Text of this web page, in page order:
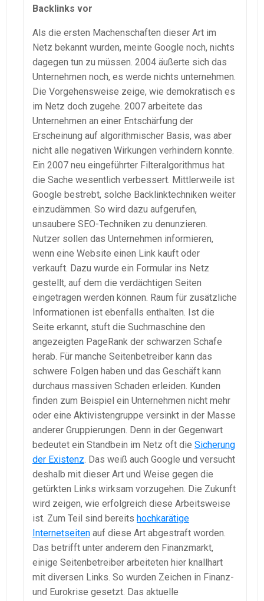
Backlinks vor
Als die ersten Machenschaften dieser Art im
Netz bekannt wurden, meinte Google noch, nichts
dagegen tun zu müssen. 2004 äußerte sich das
Unternehmen noch, es werde nichts unternehmen.
Die Vorgehensweise zeige, wie demokratisch es
im Netz doch zugehe. 2007 arbeitete das
Unternehmen an einer Entschärfung der
Erscheinung auf algorithmischer Basis, was aber
nicht alle negativen Wirkungen verhindern konnte.
Ein 2007 neu eingeführter Filteralgorithmus hat
die Sache wesentlich verbessert. Mittlerweile ist
Google bestrebt, solche Backlinktechniken weiter
einzudämmen. So wird dazu aufgerufen,
unsaubere SEO-Techniken zu denunzieren.
Nutzer sollen das Unternehmen informieren,
wenn eine Website einen Link kauft oder
verkauft. Dazu wurde ein Formular ins Netz
gestellt, auf dem die verdächtigen Seiten
eingetragen werden können. Raum für zusätzliche
Informationen ist ebenfalls enthalten. Ist die
Seite erkannt, stuft die Suchmaschine den
angezeigten PageRank der schwarzen Schafe
herab. Für manche Seitenbetreiber kann das
schwere Folgen haben und das Geschäft kann
durchaus massiven Schaden erleiden. Kunden
finden zum Beispiel ein Unternehmen nicht mehr
oder eine Aktivistengruppe versinkt in der Masse
anderer Gruppierungen. Denn in der Gegenwart
bedeutet ein Standbein im Netz oft die Sicherung
der Existenz. Das weiß auch Google und versucht
deshalb mit dieser Art und Weise gegen die
getürkten Links wirksam vorzugehen. Die Zukunft
wird zeigen, wie erfolgreich diese Arbeitsweise
ist. Zum Teil sind bereits hochkarätige
Internetseiten auf diese Art abgestraft worden.
Das betrifft unter anderem den Finanzmarkt,
einige Seitenbetreiber arbeiteten hier knallhart
mit diversen Links. So wurden Zeichen in Finanz-
und Eurokrise gesetzt. Das aktuelle